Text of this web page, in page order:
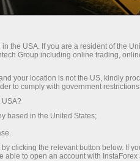
аналитика
Форекс ТВ
новости
the USA. If you are a resident of the
Group including online trading,
your location is not the US, kindly
to comply with government
based in the United States;
clicking the relevant button below. If
to open an account with InstaForex